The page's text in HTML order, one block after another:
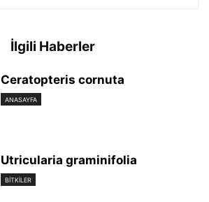
İlgili Haberler
Ceratopteris cornuta
ANASAYFA
Utricularia graminifolia
BİTKİLER